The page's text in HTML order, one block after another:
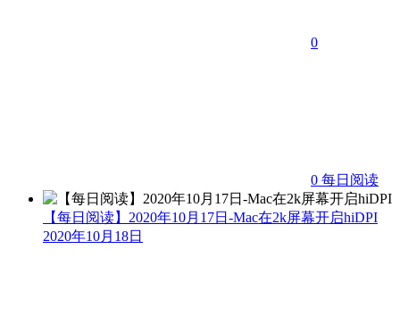
0
0 每日阅读
【每日阅读】2020年10月17日-Mac在2k屏幕开启hiDPI
2020年10月18日